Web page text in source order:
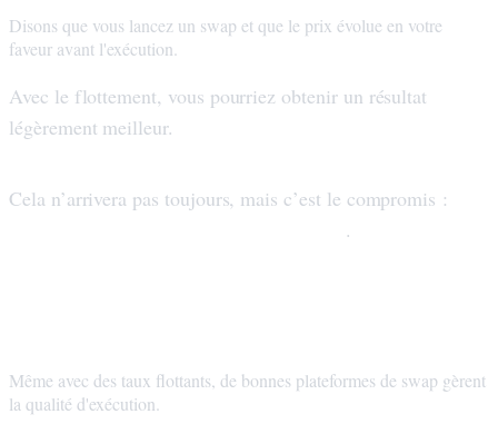
Disons que vous lancez un swap et que le prix évolue en votre
faveur avant l'exécution.
Avec le flottement, vous pourriez obtenir un résultat
légèrement meilleur.
Cela n’arrivera pas toujours, mais c’est le compromis :
.
Même avec des taux flottants, de bonnes plateformes de swap gèrent
la qualité d'exécution.